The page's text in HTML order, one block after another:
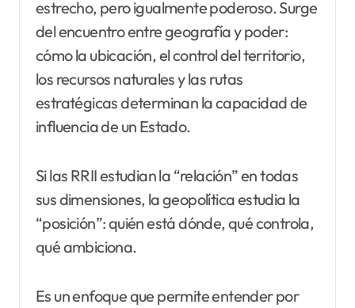
estrecho, pero igualmente poderoso. Surge
del encuentro entre geografía y poder:
cómo la ubicación, el control del territorio,
los recursos naturales y las rutas
estratégicas determinan la capacidad de
influencia de un Estado.
Si las RRII estudian la “relación” en todas
sus dimensiones, la geopolítica estudia la
“posición”: quién está dónde, qué controla,
qué ambiciona.
Es un enfoque que permite entender por